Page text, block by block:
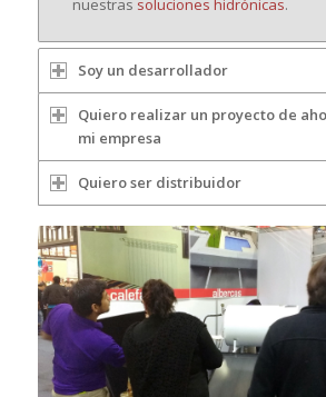
nuestras soluciones hidrónicas.
Soy un desarrollador
Quiero realizar un proyecto de
mi empresa
Quiero ser distribuidor